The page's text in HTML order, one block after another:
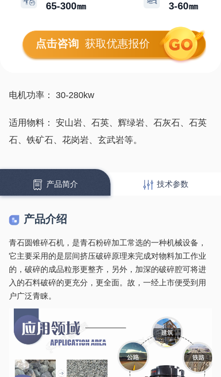
65-300㎜ 3-60㎜
点击咨询 获取优惠报价
电机功率： 30-280kw
适用物料： 安山岩、石英、辉绿岩、石灰石、石英
石、铁矿石、花岗岩、玄武岩等。
产品简介 技术参数
产品介绍
青石圆锥碎石机，是青石粉碎加工常选的一种机械设备，
它主要采用的是层间挤压破碎原理来完成对物料加工作业
的，破碎的成品粒形更整齐，另外，加深的破碎腔可将进
入的石料破碎的更充分，更全面。故，一经上市便受到用
户广泛青睐。